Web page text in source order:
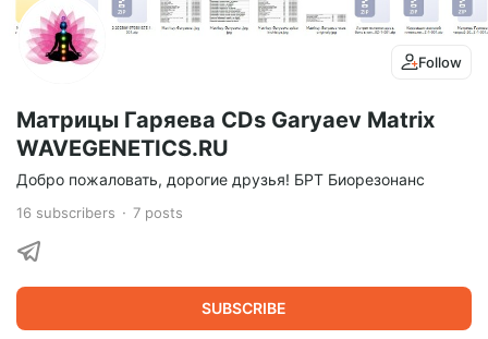
Follow
Матрицы Гаряева CDs Garyaev Matrix
WAVEGENETICS.RU
Добро пожаловать, дорогие друзья! БРТ Биорезонанс
16 subscribers 7 posts
SUBSCRIBE